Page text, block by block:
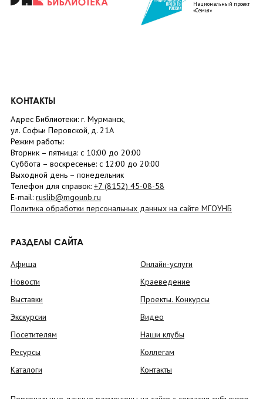
Национальный проект
«Семья»
КОНТАКТЫ
Адрес Библиотеки: г. Мурманск,
ул. Софьи Перовской, д. 21А
Режим работы:
Вторник – пятница: с 10:00 до 20:00
Суббота – воскресенье: c 12:00 до 20:00
Выходной день – понедельник
Телефон для справок: +7 (8152) 45-08-58
E-mail: ruslib@mgounb.ru
Политика обработки персональных данных на сайте МГОУНБ
РАЗДЕЛЫ САЙТА
Афиша
Новости
Выставки
Экскурсии
Посетителям
Ресурсы
Каталоги
Онлайн-услуги
Краеведение
Проекты. Конкурсы
Видео
Наши клубы
Коллегам
Контакты